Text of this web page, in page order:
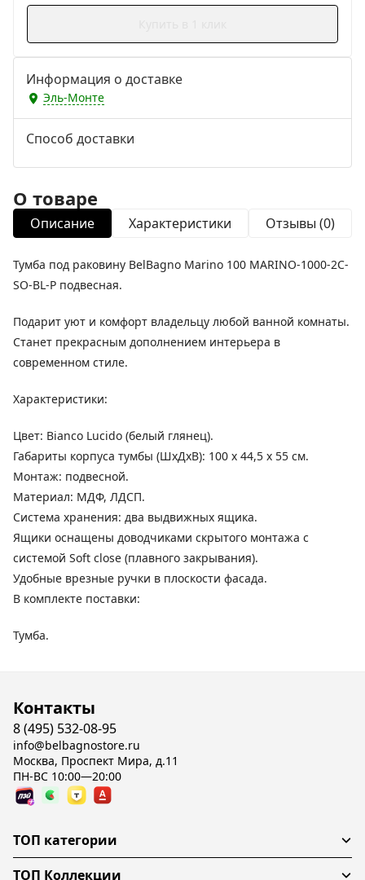
Информация о доставке
Эль-Монте
Способ доставки
О товаре
Описание Характеристики Отзывы (0)
Тумба под раковину BelBagno Marino 100 MARINO-1000-2C-
SO-BL-P подвесная.
Подарит уют и комфорт владельцу любой ванной комнаты.
Станет прекрасным дополнением интерьера в
современном стиле.
Характеристики:
Цвет: Bianco Lucido (белый глянец).
Габариты корпуса тумбы (ШхДхВ): 100 x 44,5 x 55 см.
Монтаж: подвесной.
Материал: МДФ, ЛДСП.
Система хранения: два выдвижных ящика.
Ящики оснащены доводчиками скрытого монтажа с
системой Soft close (плавного закрывания).
Удобные врезные ручки в плоскости фасада.
В комплекте поставки:
Тумба.
Контакты
8 (495) 532-08-95
info@belbagnostore.ru
Москва, Проспект Мира, д.11
ПН-ВС 10:00—20:00
ТОП категории
ТОП Коллекции